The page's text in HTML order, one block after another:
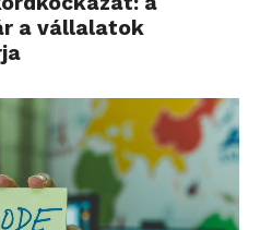
a vállalatok